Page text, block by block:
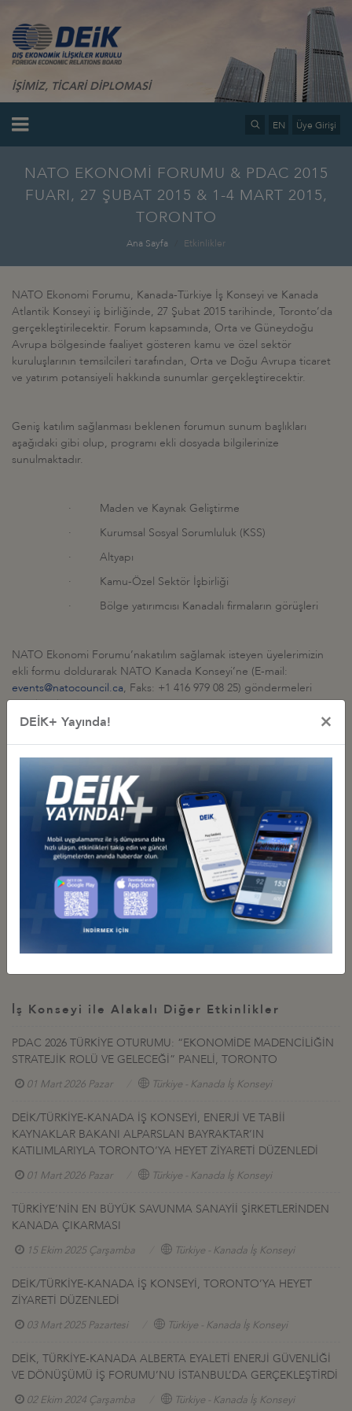
İŞİMİZ, TİCARİ DİPLOMASİ
EN Üye Girişi
NATO EKONOMİ FORUMU & PDAC 2015
FUARI, 27 ŞUBAT 2015 & 1-4 MART 2015,
TORONTO
Ana Sayfa Etkinlikler
NATO Ekonomi Forumu, Kanada-Türkiye İş Konseyi ve Kanada
Atlantik Konseyi iş birliğinde, 27 Şubat 2015 tarihinde, Toronto’da
gerçekleştirilecektir. Forum kapsamında, Orta ve Güneydoğu
Avrupa bölgesinde faaliyet gösteren kamu ve özel sektör
kuruluşlarının temsilcileri tarafından, Orta ve Doğu Avrupa ticaret
ve yatırım potansiyeli hakkında sunumlar gerçekleştirecektir.
Geniş katılım sağlanması beklenen forumun sunum başlıkları
aşağıdaki gibi olup, programı ekli dosyada bilgilerinize
sunulmaktadır.
· Maden ve Kaynak Geliştirme
· Kurumsal Sosyal Sorumluluk (KSS)
· Altyapı
· Kamu-Özel Sektör İşbirliği
· Bölge yatırımcısı Kanadalı firmaların görüşleri
NATO Ekonomi Forumu’nakatılım sağlamak isteyen üyelerimizin
ekli formu doldurarak NATO Kanada Konseyi’ne (E-mail:
events@natocouncil.ca, Faks: +1 416 979 08 25) göndermeleri
gerekmektedir.
Forum tarafından desteklenen PDAC 2015 Fuarı
gerçekleştirilecektir. Geçtiğimiz yıl 30.000 katılımıcısı olan fuarda
125 ülkeden 1.000’in üzerinde firma sergi açmış olup, detaylı bilgi
ve kayıt işlemleri içinwww.pdac.ca/convention
adresinin ziyaret
edilmesi gerekmektedir.
İlgili Dosyalar
Draft Nef package 2015
Katılım Formu
İş Konseyi ile Alakalı Diğer Etkinlikler
PDAC 2026 TÜRKİYE OTURUMU: “EKONOMİDE MADENCİLİĞİN
STRATEJİK ROLÜ VE GELECEĞİ” PANELİ, TORONTO
01 Mart 2026 Pazar Türkiye - Kanada İş Konseyi
DEİK/TÜRKİYE-KANADA İŞ KONSEYİ, ENERJİ VE TABİİ
KAYNAKLAR BAKANI ALPARSLAN BAYRAKTAR’IN
KATILIMLARIYLA TORONTO’YA HEYET ZİYARETİ DÜZENLEDİ
01 Mart 2026 Pazar Türkiye - Kanada İş Konseyi
TÜRKİYE’NİN EN BÜYÜK SAVUNMA SANAYİİ ŞİRKETLERİNDEN
KANADA ÇIKARMASI
15 Ekim 2025 Çarşamba Türkiye - Kanada İş Konseyi
DEİK/TÜRKİYE-KANADA İŞ KONSEYİ, TORONTO’YA HEYET
ZİYARETİ DÜZENLEDİ
03 Mart 2025 Pazartesi Türkiye - Kanada İş Konseyi
DEİK, TÜRKİYE-KANADA ALBERTA EYALETİ ENERJİ GÜVENLİĞİ
VE DÖNÜŞÜMÜ İŞ FORUMU’NU İSTANBUL’DA GERÇEKLEŞTİRDİ
02 Ekim 2024 Çarşamba Türkiye - Kanada İş Konseyi
DEİK+ Yayında! ×